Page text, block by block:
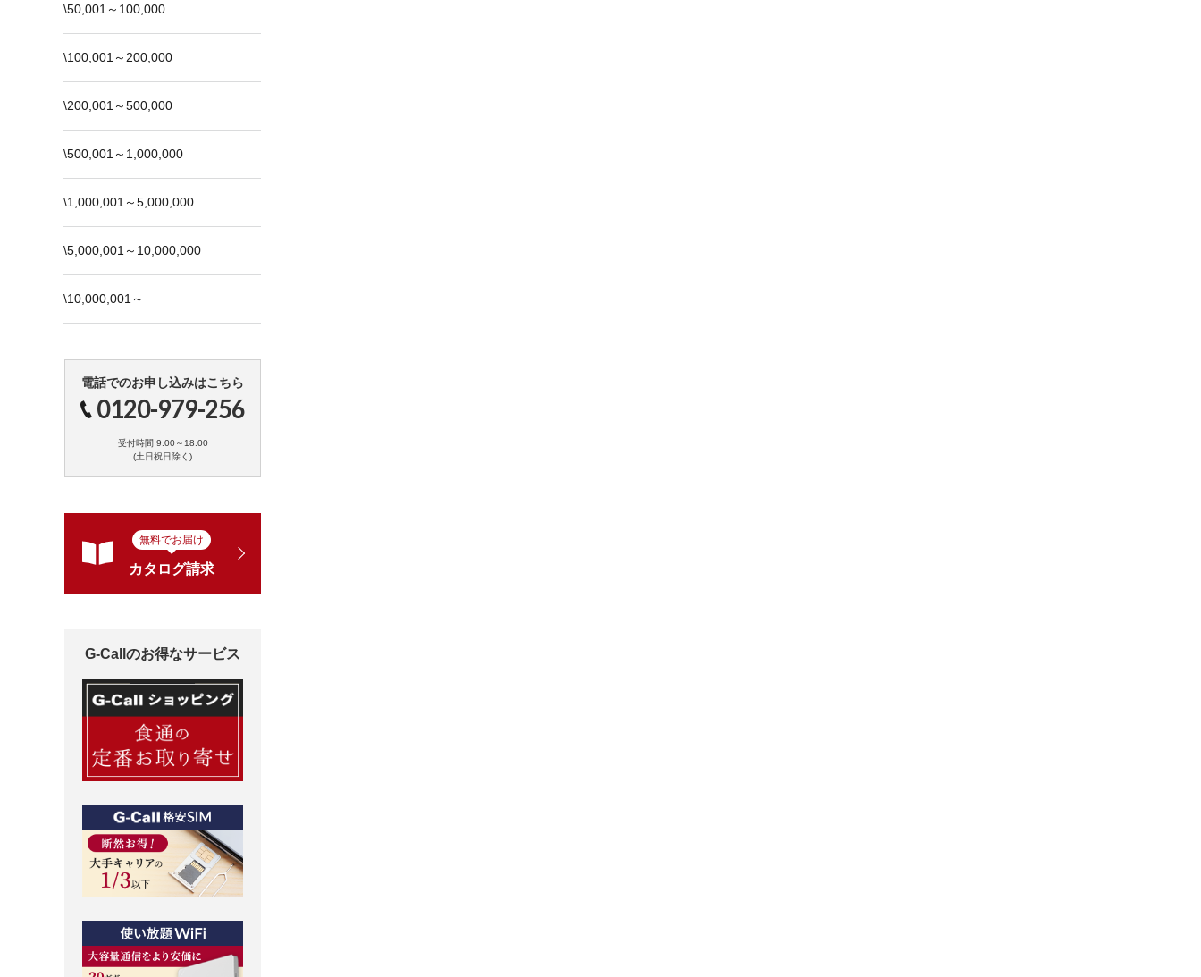
\50,001～100,000
\100,001～200,000
\200,001～500,000
\500,001～1,000,000
\1,000,001～5,000,000
\5,000,001～10,000,000
\10,000,001～
電話でのお申し込みはこちら
0120-979-256
受付時間 9:00～18:00
(土日祝日除く)
無料でお届け
カタログ請求
G-Callのお得なサービス